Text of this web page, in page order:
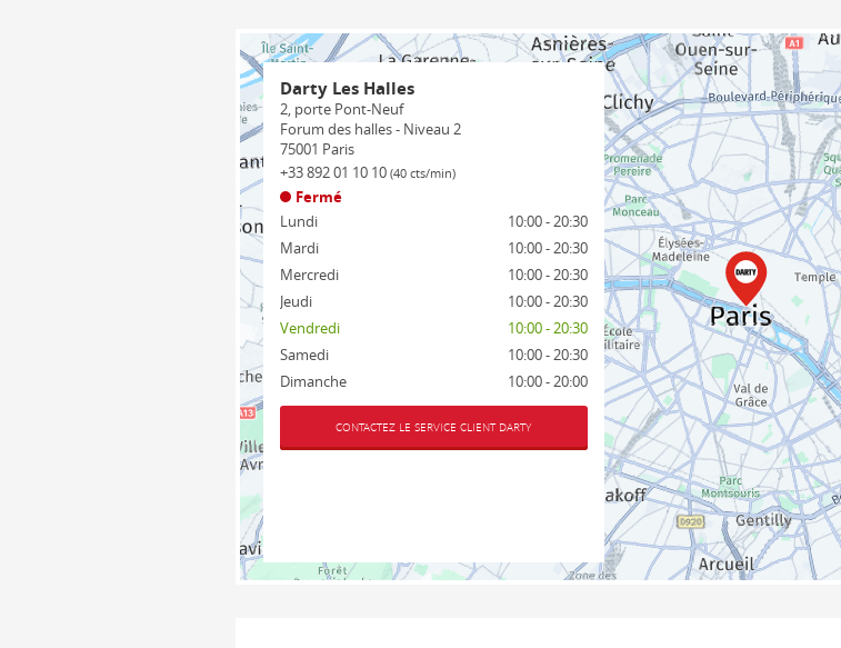
Darty Les Halles
2, porte Pont-Neuf
Forum des halles - Niveau 2
75001 Paris
+33 892 01 10 10 (40 cts/min)
Fermé
Lundi
10:00 - 20:30
Mardi
10:00 - 20:30
Mercredi
10:00 - 20:30
Jeudi
10:00 - 20:30
Vendredi
10:00 - 20:30
Samedi
10:00 - 20:30
Dimanche
10:00 - 20:00
CONTACTEZ LE SERVICE CLIENT DARTY